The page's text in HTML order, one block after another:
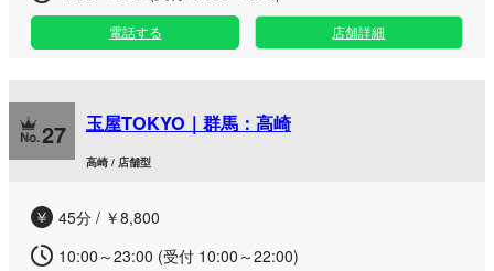
電話する 店舗詳細
27 玉屋TOKYO｜群馬：高崎
高崎 / 店舗型
45分 / ￥8,800
10:00～23:00 (受付 10:00～22:00)